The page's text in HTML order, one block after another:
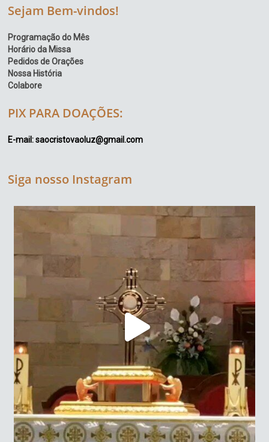
Sejam Bem-vindos!
Programação do Mês
Horário da Missa
Pedidos de Orações
Nossa História
Colabore
PIX PARA DOAÇÕES:
E-mail: saocristovaoluz@gmail.com
Siga nosso Instagram